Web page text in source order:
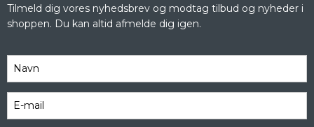
Tilmeld dig vores nyhedsbrev og modtag tilbud og nyheder i
shoppen. Du kan altid afmelde dig igen.